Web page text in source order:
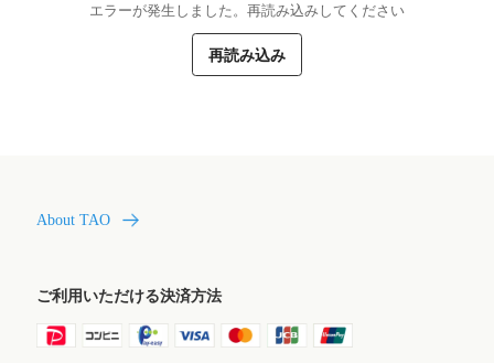
エラーが発生しました。再読み込みしてください
再読み込み
About TAO
ご利用いただける決済方法